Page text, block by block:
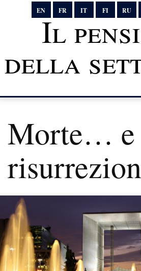
EN FR IT FI RU
Il
della
Morte… e